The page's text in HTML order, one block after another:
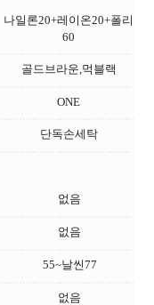
나일론20+레이온20+폴리
60
골드브라운,먹블랙
ONE
단독손세탁
없음
없음
55~날씬77
없음